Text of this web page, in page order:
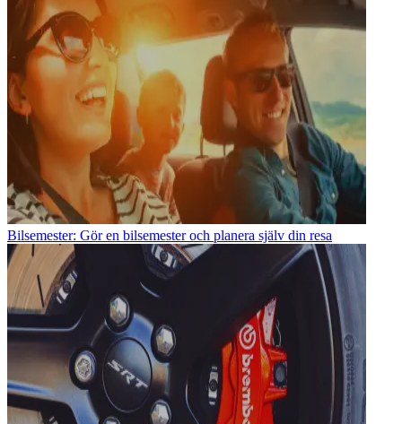
Bilsemester: Gör en bilsemester och planera själv din resa